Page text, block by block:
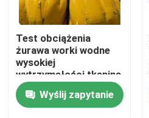
Dom
Produkty
Test obciążenia
żurawa worki wodne
wysokiej
wytrzymałości tkanina
przeciekająca łatwy
transportWyślij zapytanie